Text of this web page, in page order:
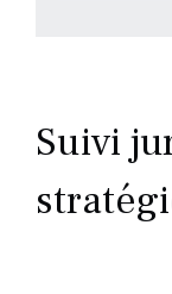
Suivi